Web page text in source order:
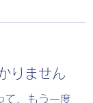
りません
て、もう一度